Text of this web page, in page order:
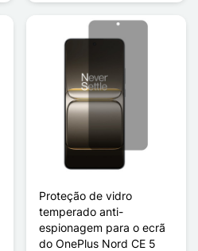
Proteção de vidro
temperado anti-
espionagem para o ecrã
do OnePlus Nord CE 5